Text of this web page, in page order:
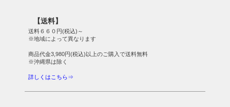
【送料】
送料６６０円(税込)～
※地域によって異なります
商品代金3,980円(税込)以上のご購入で送料無料
※沖縄県は除く
詳しくはこちら⇒